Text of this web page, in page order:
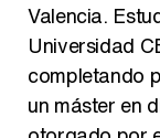
Valencia.
Universidad
completando
un máster en